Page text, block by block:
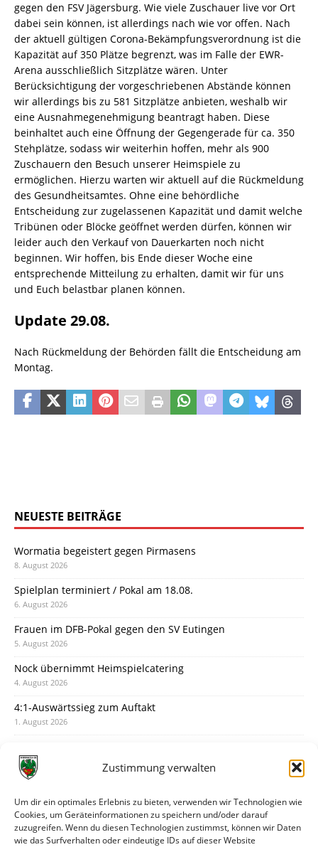
Zustimmung verwalten
Um dir ein optimales Erlebnis zu bieten, verwenden wir Technologien wie
Cookies, um Geräteinformationen zu speichern und/oder darauf
zuzugreifen. Wenn du diesen Technologien zustimmst, können wir Daten
wie das Surfverhalten oder eindeutige IDs auf dieser Website
gegen den FSV Jägersburg. Wie viele Zuschauer live vor Ort
dabei sein können, ist allerdings nach wie vor offen. Nach
der aktuell gültigen Corona-Bekämpfungsverordnung ist die
Kapazität auf 350 Plätze begrenzt, was im Falle der EWR-
Arena ausschließlich Sitzplätze wären. Unter
Berücksichtigung der vorgeschriebenen Abstände können
wir allerdings bis zu 581 Sitzplätze anbieten, weshalb wir
eine Ausnahmegenehmigung beantragt haben. Diese
beinhaltet auch eine Öffnung der Gegengerade für ca. 350
Stehplätze, sodass wir weiterhin hoffen, mehr als 900
Zuschauern den Besuch unserer Heimspiele zu
ermöglichen. Hierzu warten wir aktuell auf die Rückmeldung
des Gesundheitsamtes. Ohne eine behördliche
Entscheidung zur zugelassenen Kapazität und damit welche
Tribünen oder Blöcke geöffnet werden dürfen, können wir
leider auch den Verkauf von Dauerkarten noch nicht
beginnen. Wir hoffen, bis Ende dieser Woche eine
entsprechende Mitteilung zu erhalten, damit wir für uns
und Euch belastbar planen können.
Update 29.08.
Nach Rückmeldung der Behörden fällt die Entscheidung am
Montag.
NEUESTE BEITRÄGE
Wormatia begeistert gegen Pirmasens
8. August 2026
Spielplan terminiert / Pokal am 18.08.
6. August 2026
Frauen im DFB-Pokal gegen den SV Eutingen
5. August 2026
Nock übernimmt Heimspielcatering
4. August 2026
4:1-Auswärtssieg zum Auftakt
1. August 2026
31. Juli 2026
30. Juli 2026
Deine Spielminute: 89+1
28. Juli 2026